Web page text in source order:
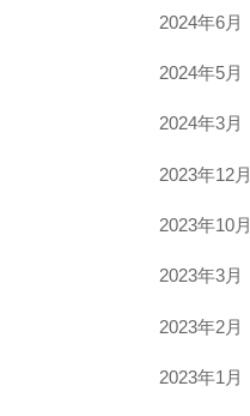
2024年6月
2024年5月
2024年3月
2023年12月
2023年10月
2023年3月
2023年2月
2023年1月